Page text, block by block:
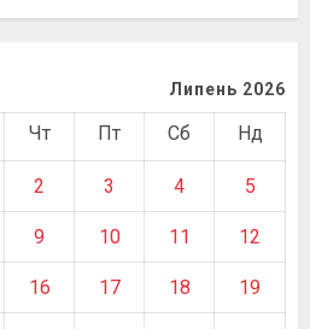
Липень 2026
Чт Пт Сб Нд
2 3 4 5
9 10 11 12
16 17 18 19